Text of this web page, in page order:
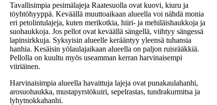
Tavallisimpia pesimälajeja Raatesuolla ovat kuovi, kiuru ja
töyhtöhyyppä. Keväällä muuttoaikaan alueella voi nähdä monia
eri petolintulajeja, kuten merikotkia, hiiri- ja mehiläishaukkoja ja
suohaukkoja. Jos pellot ovat keväällä sängellä, viihtyy sängessä
lapinsirkkuja. Syksyisin alueelle kerääntyy yleensä tuhansia
hanhia. Kesäisin yölaulajaikaan alueella on paljon ruisrääkkiä.
Pellolla on kuultu myös useamman kerran harvinaisempi
viiriäinen.
Harvinaisimpia alueella havaittuja lajeja ovat punakaulahanhi,
arosuohaukka, mustapyrstökuiri, sepelrastas, tundrakurmitsa ja
lyhytnokkahanhi.